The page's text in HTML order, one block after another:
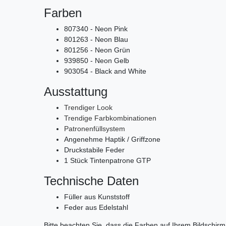
Farben
807340 - Neon Pink
801263 - Neon Blau
801256 - Neon Grün
939850 - Neon Gelb
903054 - Black and White
Ausstattung
Trendiger Look
Trendige Farbkombinationen
Patronenfüllsystem
Angenehme Haptik / Griffzone
Druckstabile Feder
1 Stück Tintenpatrone GTP
Technische Daten
Füller aus Kunststoff
Feder aus Edelstahl